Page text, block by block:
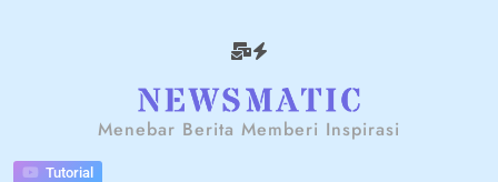
Tutorial
NEWSANTARA
Menebar Berita Memberi Inspirasi